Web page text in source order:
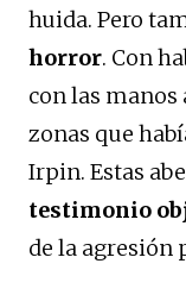
huida. Pero
horror. Con
con las manos
zonas que
Irpin. Estas
testimonio
de la agresión